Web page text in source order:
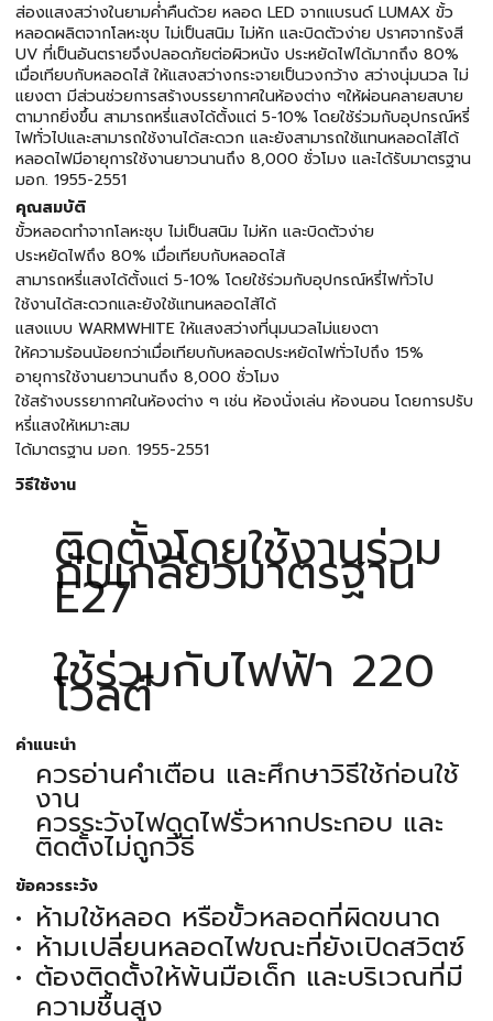
ส่องแสงสว่างในยามค่ำคืนด้วย หลอด LED จากแบรนด์ LUMAX ขั้ว
หลอดผลิตจากโลหะชุบ ไม่เป็นสนิม ไม่หัก และบิดตัวง่าย ปราศจากรังสี
UV ที่เป็นอันตรายจึงปลอดภัยต่อผิวหนัง ประหยัดไฟได้มากถึง 80%
เมื่อเทียบกับหลอดไส้ ให้แสงสว่างกระจายเป็นวงกว้าง สว่างนุ่มนวล ไม่
แยงตา มีส่วนช่วยการสร้างบรรยากาศในห้องต่าง ๆให้ผ่อนคลายสบาย
ตามากยิ่งขึ้น สามารถหรี่แสงได้ตั้งแต่ 5-10% โดยใช้ร่วมกับอุปกรณ์หรี่
ไฟทั่วไปและสามารถใช้งานได้สะดวก และยังสามารถใช้แทนหลอดไส้ได้
หลอดไฟมีอายุการใช้งานยาวนานถึง 8,000 ชั่วโมง และได้รับมาตรฐาน
มอก. 1955-2551
คุณสมบัติ
ขั้วหลอดทำจากโลหะชุบ ไม่เป็นสนิม ไม่หัก และบิดตัวง่าย
ประหยัดไฟถึง 80% เมื่อเทียบกับหลอดไส้
สามารถหรี่แสงได้ตั้งแต่ 5-10% โดยใช้ร่วมกับอุปกรณ์หรี่ไฟทั่วไป
ใช้งานได้สะดวกและยังใช้แทนหลอดไส้ได้
แสงแบบ WARMWHITE ให้แสงสว่างที่นุมนวลไม่แยงตา
ให้ความร้อนน้อยกว่าเมื่อเทียบกับหลอดประหยัดไฟทั่วไปถึง 15%
อายุการใช้งานยาวนานถึง 8,000 ชั่วโมง
ใช้สร้างบรรยากาศในห้องต่าง ๆ เช่น ห้องนั่งเล่น ห้องนอน โดยการปรับ
หรี่แสงให้เหมาะสม
ได้มาตรฐาน มอก. 1955-2551
วิธีใช้งาน
ติดตั้งโดยใช้งานร่วม
กับเกลียวมาตรฐาน
E27
ใช้ร่วมกับไฟฟ้า 220
โวลต์
คำแนะนำ
ควรอ่านคำเตือน และศึกษาวิธีใช้ก่อนใช้
งาน
ควรระวังไฟดูดไฟรั่วหากประกอบ และ
ติดตั้งไม่ถูกวิธี
ข้อควรระวัง
ห้ามใช้หลอด หรือขั้วหลอดที่ผิดขนาด
ห้ามเปลี่ยนหลอดไฟขณะที่ยังเปิดสวิตซ์
ต้องติดตั้งให้พ้นมือเด็ก และบริเวณที่มี
ความชื้นสูง